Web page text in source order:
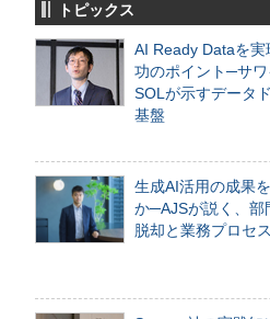
トピックス
AI Ready Dataを
功のポイント─サ
SOLが示すデータ
基盤
生成AI活用の成果
か─AJSが説く、部
脱却と業務プロセ